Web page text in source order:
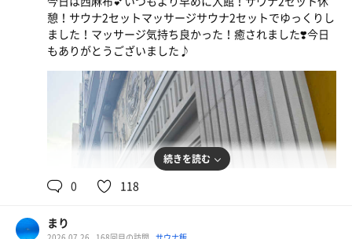
憩！サウナ2セットマッサージサウナ2セットでゆっくりし
ました！マッサージ気持ち良かった！癒されました❣️今日
もありがとうございました♪
続きを読む
0 118
まり